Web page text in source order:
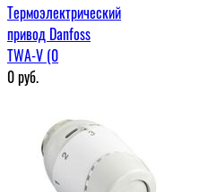
Термоэлектрический
привод Danfoss
TWA-V (0
0руб.